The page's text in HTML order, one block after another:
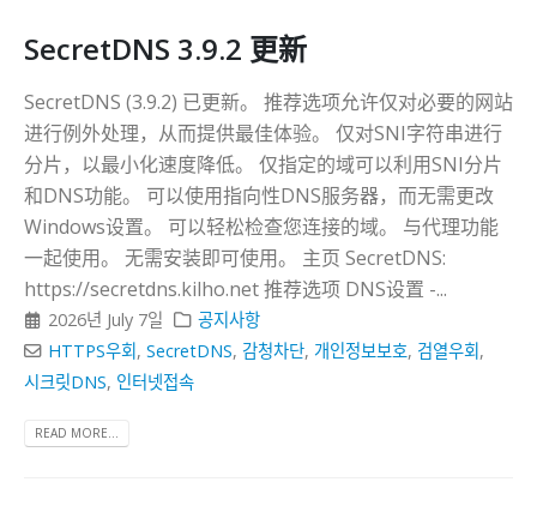
SecretDNS 3.9.2 更新
SecretDNS (3.9.2) 已更新。 推荐选项允许仅对必要的网站
进行例外处理，从而提供最佳体验。 仅对SNI字符串进行
分片，以最小化速度降低。 仅指定的域可以利用SNI分片
和DNS功能。 可以使用指向性DNS服务器，而无需更改
Windows设置。 可以轻松检查您连接的域。 与代理功能
一起使用。 无需安装即可使用。 主页 SecretDNS:
https://secretdns.kilho.net 推荐选项 DNS设置 -...
2026년 July 7일
공지사항
HTTPS우회,SecretDNS,감청차단, 개인정보보호, 검열우회,
시크릿DNS, 인터넷접속
READ MORE...